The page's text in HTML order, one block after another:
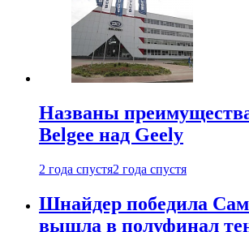
Названы
Belgee над Geely
2 года спустя2 года спустя
Шнайдер победила
вышла в полуфинал